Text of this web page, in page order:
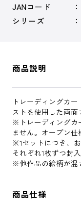
JANコード
シリーズ
商品説明
トレーディングカ
ストを使用した両
※トレーディングカ
ません。オープン仕
※1セットにつき、
それぞれ1枚ずつ封
※他作品の絵柄が混
商品仕様